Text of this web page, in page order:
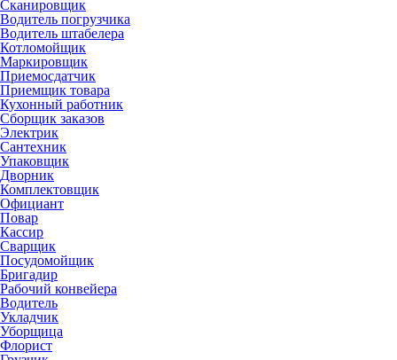
Сканировщик
Водитель погрузчика
Водитель штабелера
Котломойщик
Маркировщик
Приемосдатчик
Приемщик товара
Кухонный работник
Сборщик заказов
Электрик
Сантехник
Упаковщик
Дворник
Комплектовщик
Официант
Повар
Кассир
Сварщик
Посудомойщик
Бригадир
Рабочий конвейера
Водитель
Укладчик
Уборщица
Флорист